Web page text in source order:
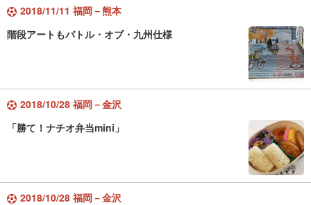
2018/11/11 福岡－熊本
階段アートもバトル・オブ・九州仕様
2018/10/28 福岡－金沢
「勝て！ナチオ弁当mini」
2018/10/28 福岡－金沢